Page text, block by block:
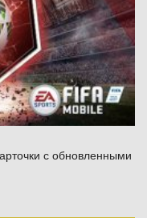
с обновленными